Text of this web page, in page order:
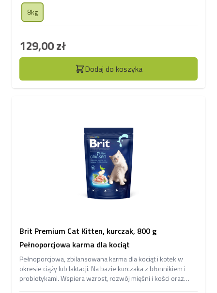
8kg
129,00 zł
Dodaj do koszyka
Brit Premium Cat Kitten, kurczak, 800 g
Pełnoporcjowa karma dla kociąt
Pełnoporcjowa, zbilansowana karma dla kociąt i kotek w
okresie ciąży lub laktacji. Na bazie kurczaka z błonnikiem i
probiotykami. Wspiera wzrost, rozwój mięśni i kości oraz